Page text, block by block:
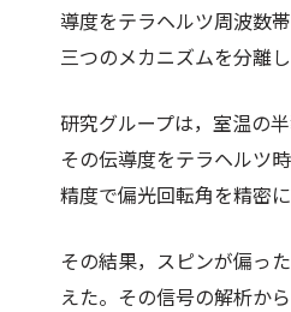
導度をテラヘルツ周波数
三つのメカニズムを分離
研究グループは，室温の
その伝導度をテラヘルツ
精度で偏光回転角を精密に
その結果，スピンが偏っ
えた。その信号の解析か